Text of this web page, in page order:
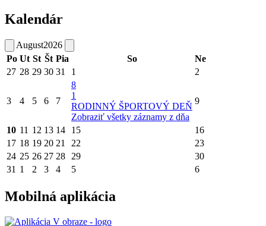
Kalendár
August2026
Po Ut St Št Pia So
Ne
27 28 29 30 31 1 2
3 4 5 6 7
8
1
RODINNÝ ŠPORTOVÝ DEŇ
Zobraziť všetky záznamy z dňa
9
10 11 12 13 14 15
16
17 18 19 20 21 22
23
24 25 26 27 28 29
30
31 1 2 3 4 5 6
Mobilná aplikácia